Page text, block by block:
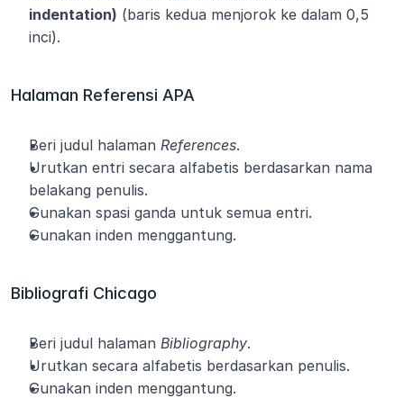
indentation) (baris kedua menjorok ke dalam 0,5
inci).
Halaman Referensi APA
Beri judul halaman References.
Urutkan entri secara alfabetis berdasarkan nama
belakang penulis.
Gunakan spasi ganda untuk semua entri.
Gunakan inden menggantung.
Bibliografi Chicago
Beri judul halaman Bibliography.
Urutkan secara alfabetis berdasarkan penulis.
Gunakan inden menggantung.